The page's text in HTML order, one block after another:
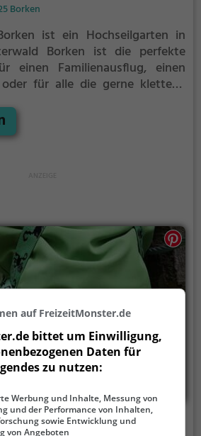
Borken
ist ein Hochseilgarten in
Borken ist die perfekte
einen Familienausflug, einen
für alle die gerne klettern.
eine Welt voller Abenteuer
Borken bietet sowohl
auf FreizeitMonster.de
bittet um Einwilligung,
Daten für
zu nutzen:
Werbung und Inhalte, Messung von
und der Performance von Inhalten,
sowie Entwicklung und
von Angeboten